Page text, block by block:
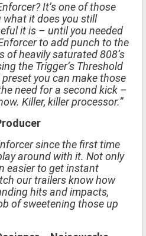
It’s one of those
it does you still
it is – until you needed
to add punch to the
heavily saturated 808’s
the Trigger’s Threshold
preset you can make those
need for a second kick –
Killer, killer processor.”
since the first time
around with it. Not only
easier to get instant
our trailers know how
hits and impacts,
of sweetening those up